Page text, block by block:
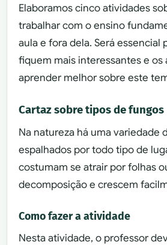
Elaboramos cinco atividades
trabalhar com o ensino
aula e fora dela. Será essencial
fiquem mais interessantes e os
aprender melhor sobre este
Cartaz sobre tipos de fungos
Na natureza há uma variedade
espalhados por todo tipo de
costumam se atrair por folhas
decomposição e crescem
Como fazer a atividade
Nesta atividade, o professor